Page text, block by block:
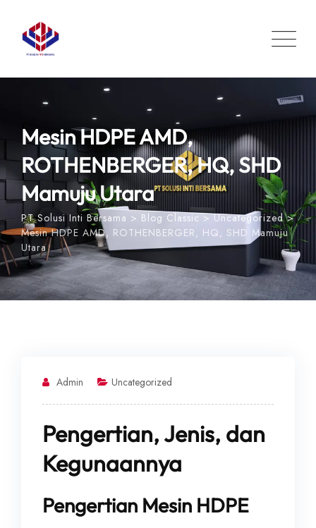
content
Mesin HDPE AMD,
ROTHENBERGER, HQ, SHD
Mamuju Utara
PT Solusi Inti Bersama > Blog Classic>Uncategorized>
Mesin HDPE AMD, ROTHENBERGER, HQ, SHD Mamuju
Utara
Admin Uncategorized
Pengertian, Jenis, dan
Kegunaannya
Pengertian Mesin HDPE